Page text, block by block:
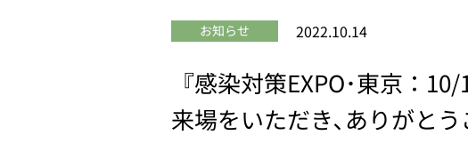
お知らせ 2022.10.14
『感染対策EXPO･東京：
来場をいただき､ありがと